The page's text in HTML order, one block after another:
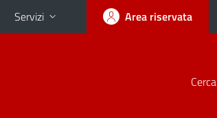
Servizi Area riservata
Cerca